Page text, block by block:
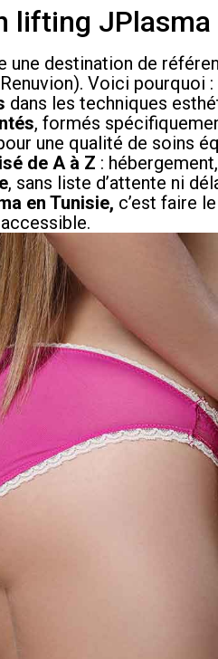
lifting JPlasma
une destination de
Voici pourquoi :
dans les techniques
, formés
une qualité de soins
de A à Z :
, sans liste d’attente ni
en Tunisie, c’est faire